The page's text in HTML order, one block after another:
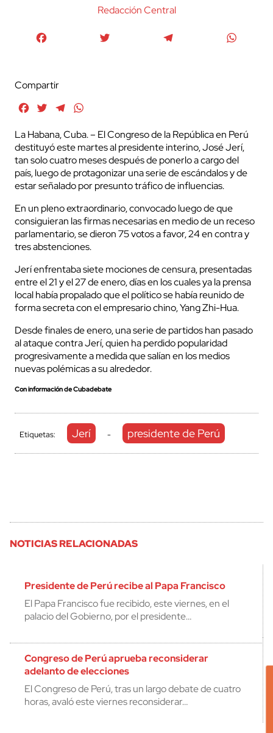
Redacción Central
Compartir
FacebookTwitterTelegram
La Habana, Cuba. – El Congreso de la República en Perú
destituyó este martes al presidente interino, José Jerí,
tan solo cuatro meses después de ponerlo a cargo del
país, luego de protagonizar una serie de escándalos y de
estar señalado por presunto tráfico de influencias.
En un pleno extraordinario, convocado luego de que
consiguieran las firmas necesarias en medio de un receso
parlamentario, se dieron 75 votos a favor, 24 en contra y
tres abstenciones.
Jerí enfrentaba siete mociones de censura, presentadas
entre el 21 y el 27 de enero, días en los cuales ya la prensa
local había propalado que el político se había reunido de
forma secreta con el empresario chino, Yang Zhi-Hua.
Desde finales de enero, una serie de partidos han pasado
al ataque contra Jerí, quien ha perdido popularidad
progresivamente a medida que salían en los medios
nuevas polémicas a su alrededor.
Con información de Cubadebate
Etiquetas: Jerí - presidente de Perú
NOTICIAS RELACIONADAS
Presidente de Perú recibe al Papa Francisco
El Papa Francisco fue recibido, este viernes, en el
palacio del Gobierno, por el presidente…
Congreso de Perú aprueba reconsiderar
adelanto de elecciones
El Congreso de Perú, tras un largo debate de cuatro
horas, avaló este viernes reconsiderar…